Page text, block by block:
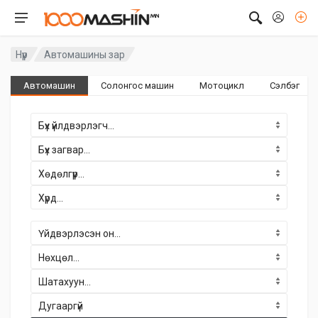
Нүүр Автомашины зар
Автомашин Солонгос машин Мотоцикл Сэлбэг